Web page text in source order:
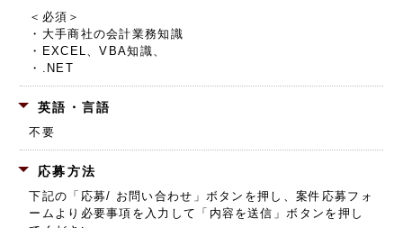
＜必須＞
・大手商社の会計業務知識
・EXCEL、VBA知識、
・.NET
英語・言語
不要
応募方法
下記の「応募/ お問い合わせ」ボタンを押し、 案件応募フォ
ームより必要事項を入力して「内容を送信」ボタンを押し